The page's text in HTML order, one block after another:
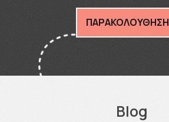
ΠΑΡΑΚΟΛΟΥΘΗΣΗ
Blog